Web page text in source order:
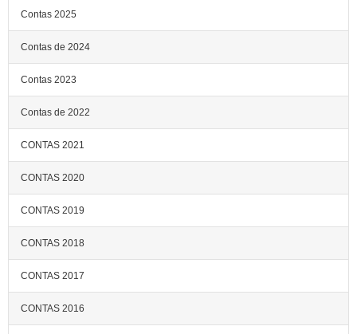
Contas 2025
Contas de 2024
Contas 2023
Contas de 2022
CONTAS 2021
CONTAS 2020
CONTAS 2019
CONTAS 2018
CONTAS 2017
CONTAS 2016